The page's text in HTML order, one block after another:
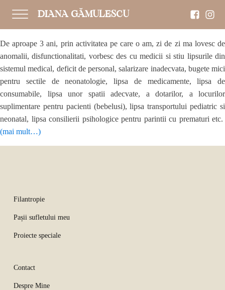
DIANA GĂMULESCU
De aproape 3 ani, prin activitatea pe care o am, zi de zi ma lovesc de
anomalii, disfunctionalitati, vorbesc des cu medicii si stiu lipsurile din
sistemul medical, deficit de personal, salarizare inadecvata, bugete mici
pentru sectile de neonatologie, lipsa de medicamente, lipsa de
consumabile, lipsa unor spatii adecvate, a dotarilor, a locurilor
suplimentare pentru pacienti (bebelusi), lipsa transportului pediatric si
neonatal, lipsa consilierii psihologice pentru parintii cu prematuri etc.
(mai mult…)
Filantropie
Pașii sufletului meu
Proiecte speciale
Contact
Despre Mine